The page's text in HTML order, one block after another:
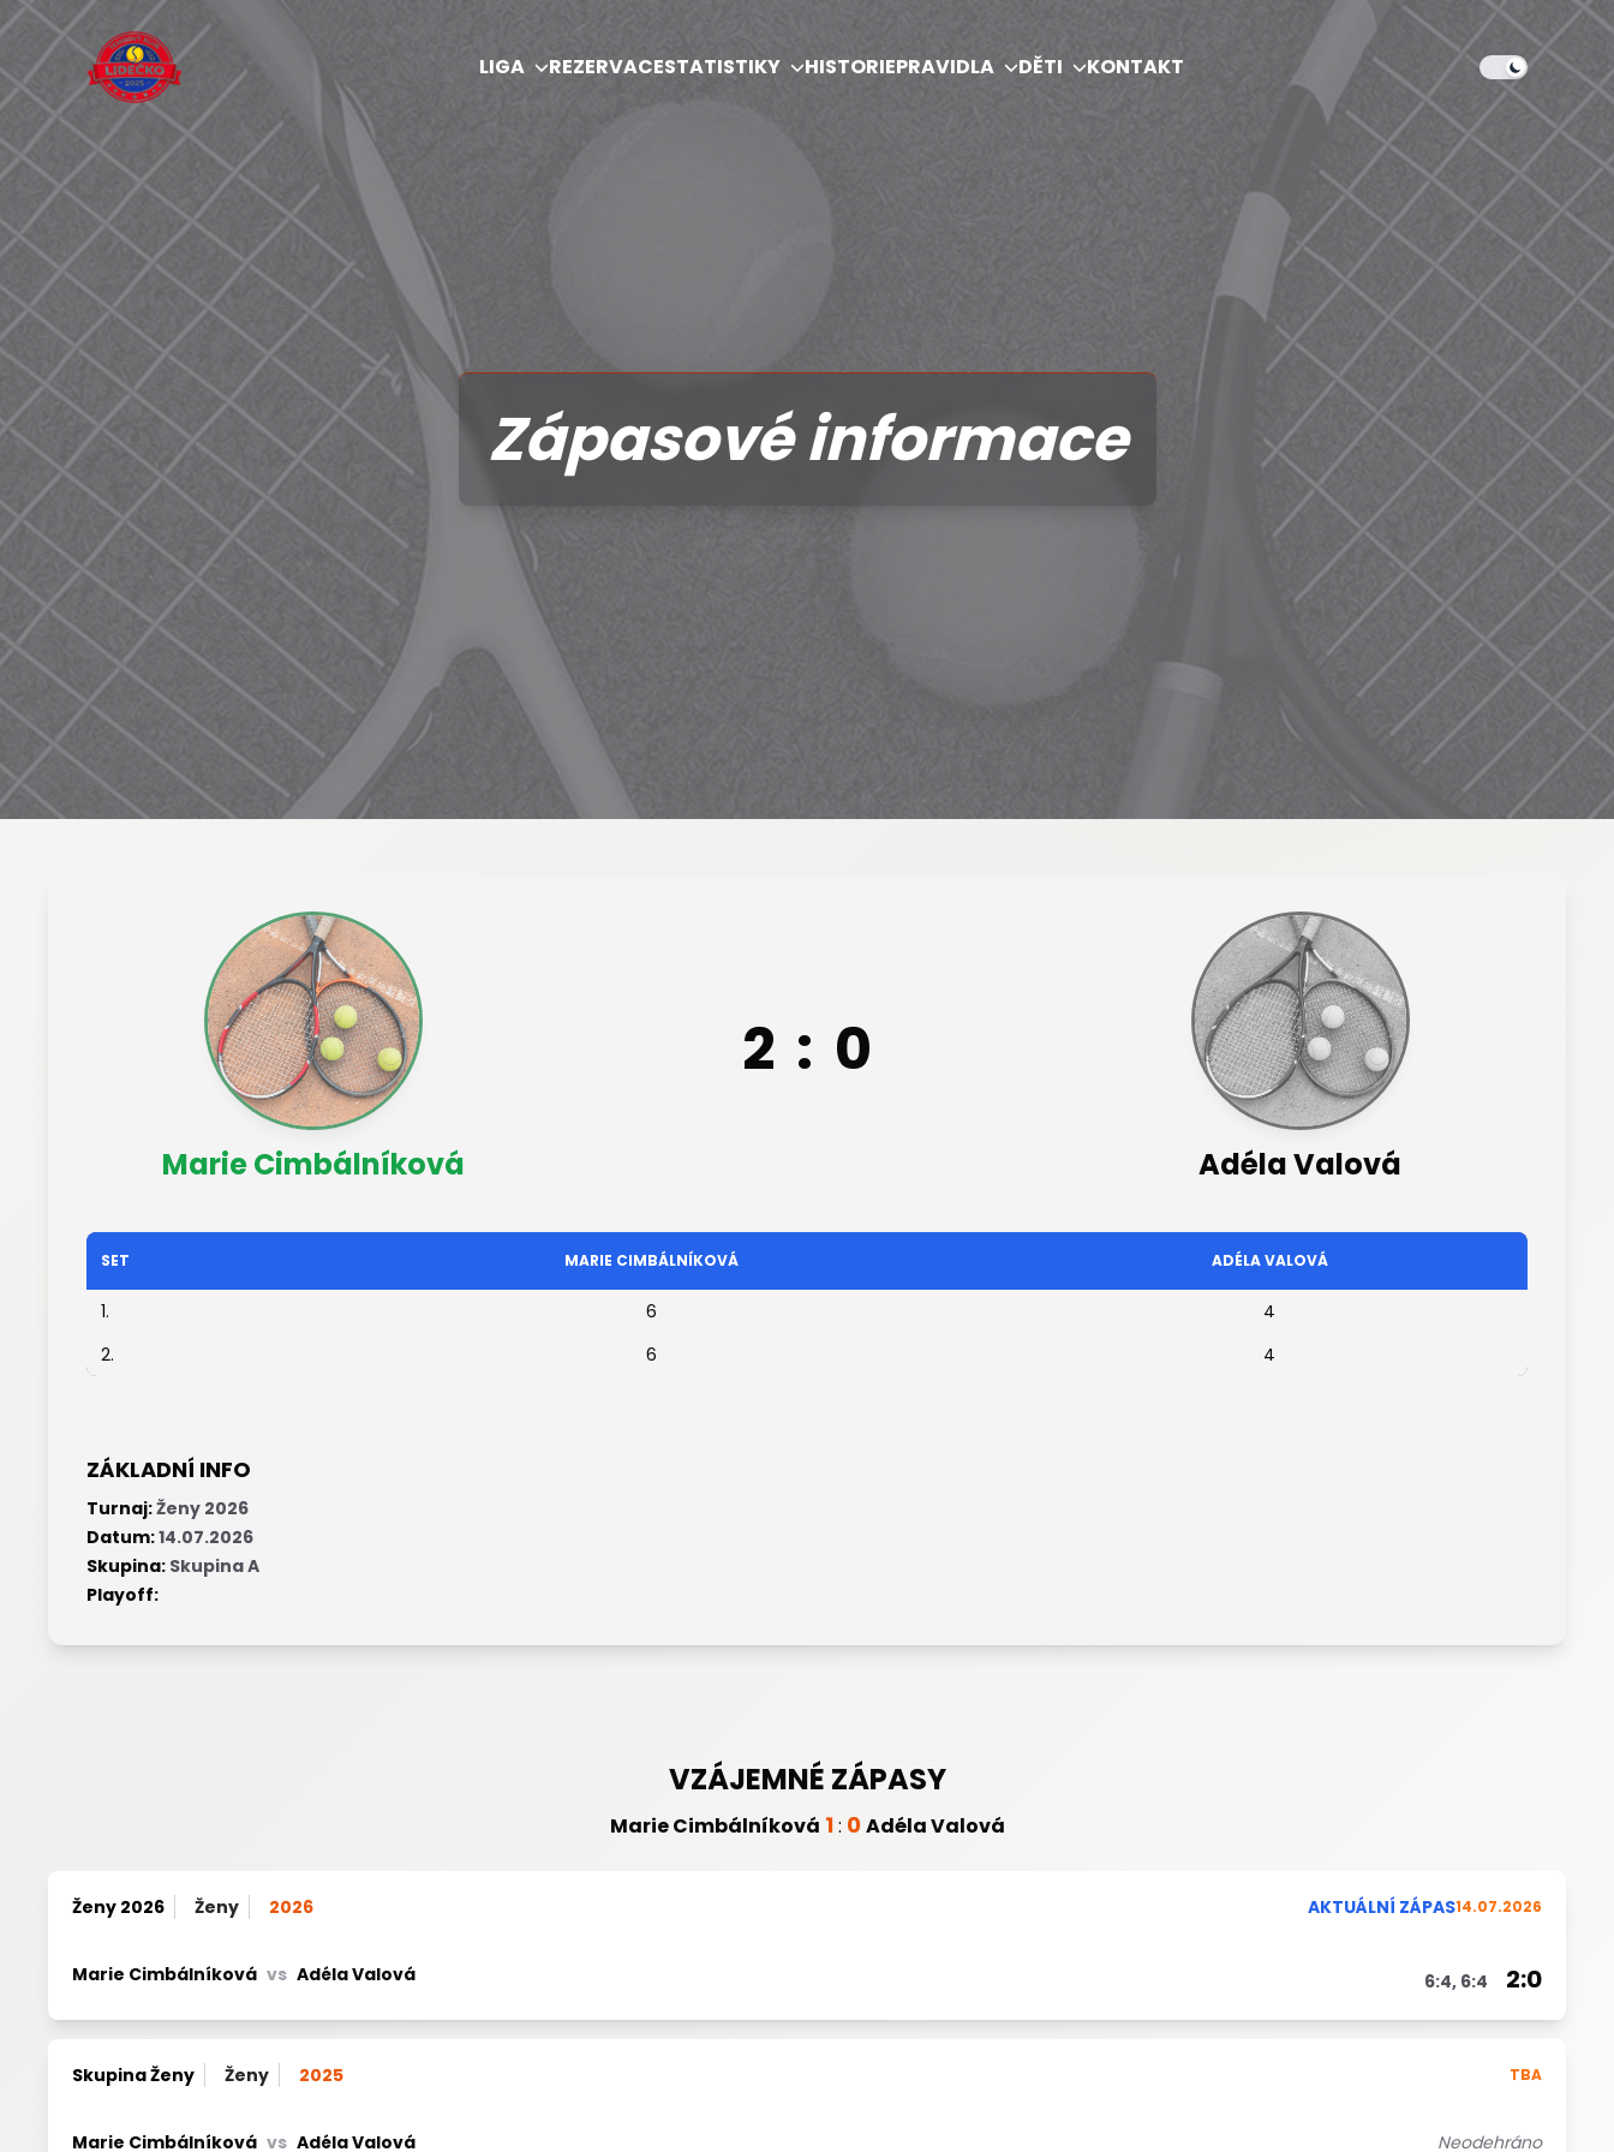
LIGA REZERVACESTATISTIKY HISTORIEPRAVIDLA DĚTI KONTAKT
Zápasové informace
Marie Cimbálníková
2 : 0
Adéla Valová
SET MARIE CIMBÁLNÍKOVÁ ADÉLA VALOVÁ
1. 6
4
2.
6 4
ZÁKLADNÍ INFO
Turnaj:Ženy 2026
Datum:14.07.2026
Skupina: Skupina A
Playoff:
VZÁJEMNÉ ZÁPASY
Marie Cimbálníková 1: 0Adéla Valová
Ženy 2026 Ženy 2026 AKTUÁLNÍ ZÁPAS14.07.2026
Marie Cimbálníková vs Adéla Valová 6:4, 6:4 2:0
Skupina Ženy Ženy 2025 TBA
Marie Cimbálníková vs Adéla Valová Neodehráno